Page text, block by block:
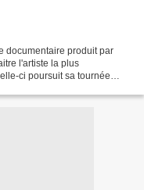
documentaire produit par
l'artiste la plus
ci poursuit sa tournée